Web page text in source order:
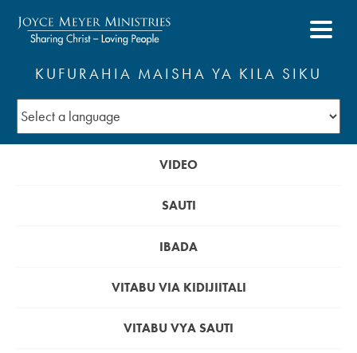
KUFURAHIA MAISHA YA KILA SIKU
VIDEO
SAUTI
IBADA
VITABU VIA KIDIJIITALI
VITABU VYA SAUTI